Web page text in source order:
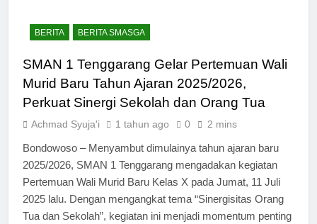
BERITA BERITA SMASGA
SMAN 1 Tenggarang Gelar Pertemuan Wali
Murid Baru Tahun Ajaran 2025/2026,
Perkuat Sinergi Sekolah dan Orang Tua
Achmad Syuja'i 1 tahun ago 0 2 mins
Bondowoso – Menyambut dimulainya tahun ajaran baru
2025/2026, SMAN 1 Tenggarang mengadakan kegiatan
Pertemuan Wali Murid Baru Kelas X pada Jumat, 11 Juli
2025 lalu. Dengan mengangkat tema “Sinergisitas Orang
Tua dan Sekolah”, kegiatan ini menjadi momentum penting